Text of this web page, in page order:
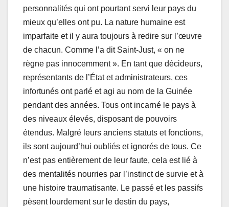
personnalités qui ont pourtant servi leur pays du
mieux qu’elles ont pu. La nature humaine est
imparfaite et il y aura toujours à redire sur l’œuvre
de chacun. Comme l’a dit Saint-Just, « on ne
règne pas innocemment ». En tant que décideurs,
représentants de l’État et administrateurs, ces
infortunés ont parlé et agi au nom de la Guinée
pendant des années. Tous ont incarné le pays à
des niveaux élevés, disposant de pouvoirs
étendus. Malgré leurs anciens statuts et fonctions,
ils sont aujourd’hui oubliés et ignorés de tous. Ce
n’est pas entièrement de leur faute, cela est lié à
des mentalités nourries par l’instinct de survie et à
une histoire traumatisante. Le passé et les passifs
pèsent lourdement sur le destin du pays,